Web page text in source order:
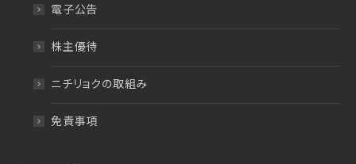
電子公告
株主優待
ニチリョクの取組み
免責事項